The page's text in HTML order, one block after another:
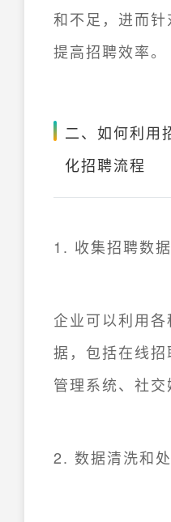
和不足，进而针
提高招聘效率。
二、如何利用
化招聘流程
1. 收集招聘数据
企业可以利用
据，包括在线
管理系统、社交
2. 数据清洗和